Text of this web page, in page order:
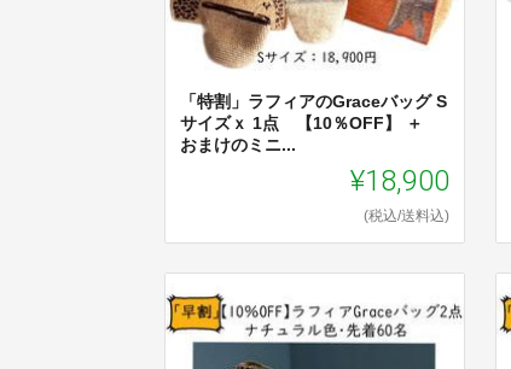
「特割」ラフィアのGraceバッグ S
サイズｘ 1点 【10％OFF】 ＋
おまけのミニ...
¥18,900
(税込/送料込)